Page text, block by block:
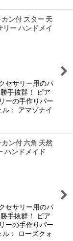
ン付 スター 天
リー ハンドメイ
セサリー用のパ
手抜群！ ピア
ーの手作りパー
： アマゾナイ
ン付 六角 天然
ハンドメイド
セサリー用のパ
手抜群！ ピア
ーの手作りパー
： ローズクォ